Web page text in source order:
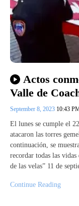
Actos
Valle de
September 8, 2023 10:43
El lunes se cumple el
atacaron las torres
continuación, se
recordar todas las
de las velas” 11 de
Continue Reading